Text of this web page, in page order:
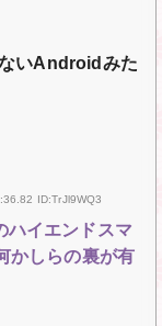
いAndroidみた
ID:TrJl9WQ3
ハイエンドスマ
かしらの裏が有